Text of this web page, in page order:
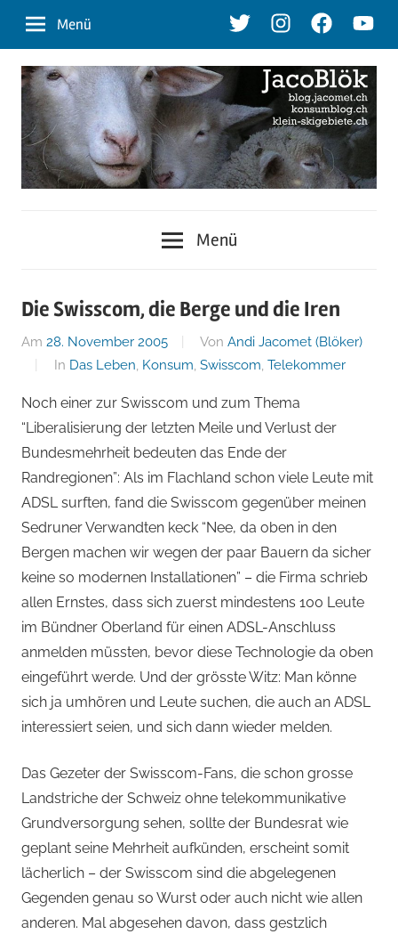
Inhalt
TwitterInstagramFacebook
Menü
der
Blog
von
Andi
Jacomet
klein-
Menü
Die Swisscom, die Berge und die Iren
Am 28. November 2005 Von Andi Jacomet (Blöker)
In Das Leben, Konsum, Swisscom, Telekommer
Noch einer zur Swisscom und zum Thema
“Liberalisierung der letzten Meile und Verlust der
Bundesmehrheit bedeuten das Ende der
Randregionen”: Als im Flachland schon viele Leute mit
ADSL surften, fand die Swisscom gegenüber meinen
Sedruner Verwandten keck “Nee, da oben in den
Bergen machen wir wegen der paar Bauern da sicher
keine so modernen Installationen” – die Firma schrieb
allen Ernstes, dass sich zuerst mindestens 100 Leute
im Bündner Oberland für einen ADSL-Anschluss
anmelden müssten, bevor diese Technologie da oben
eingeführt werde. Und der grösste Witz: Man könne
sich ja umhören und Leute suchen, die auch an ADSL
interessiert seien, und sich dann wieder melden.
Das Gezeter der Swisscom-Fans, die schon grosse
Landstriche der Schweiz ohne telekommunikative
Grundversorgung sehen, sollte der Bundesrat wie
geplant seine Mehrheit aufkünden, erscheint somit
lächerlich – der Swisscom sind die abgelegenen
Gegenden genau so Wurst oder auch nicht wie allen
anderen. Mal abgesehen davon, dass gestzlich